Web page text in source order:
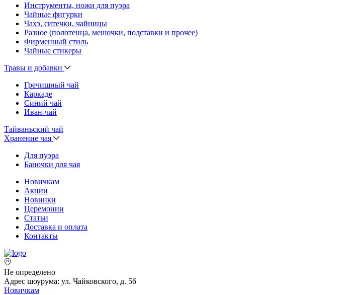
Инструменты, ножи для пуэра
Чайные фигурки
Чахэ, ситечки, чайницы
Разное (полотенца, мешочки, подставки и прочее)
Фирменный стиль
Чайные стикеры
Травы и добавки
Гречишный чай
Каркаде
Синий чай
Иван-чай
Тайваньский чай
Хранение чая
Для пуэра
Баночки для чая
Новичкам
Акции
Новинки
Церемонии
Статьи
Доставка и оплата
Контакты
Не определено
Адрес шоурума: ул. Чайковского, д. 56
Новичкам